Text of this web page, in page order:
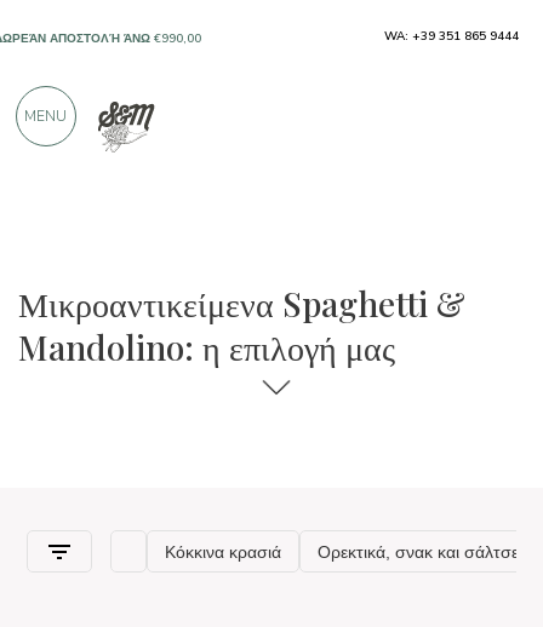
Μικροαντικείμενα Spaghetti &
Mandolino: η επιλογή μας
ΑΠΟΣΤΟΛΉ ΆΝΩ €990,00
ΠΡΟΪΌΝΤΑ ΑΠΌ ΕΞΑΙΡΕΤΙΚΟΎΣ
WA: +39 351 865 9444
MENU